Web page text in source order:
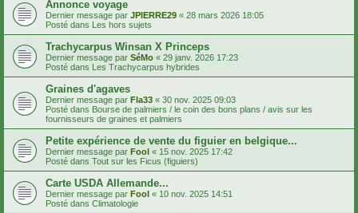
Annonce voyage
Dernier message par JPIERRE29 « 28 mars 2026 18:05
Posté dans Les hors sujets
Trachycarpus Winsan X Princeps
Dernier message par SéMo « 29 janv. 2026 17:23
Posté dans Les Trachycarpus hybrides
Graines d'agaves
Dernier message par Fla33 « 30 nov. 2025 09:03
Posté dans Bourse de palmiers / le coin des bons plans / avis sur les
fournisseurs de graines et palmiers
Petite expérience de vente du figuier en belgique...
Dernier message par Fool « 15 nov. 2025 17:42
Posté dans Tout sur les Ficus (figuiers)
Carte USDA Allemande...
Dernier message par Fool « 10 nov. 2025 14:51
Posté dans Climatologie